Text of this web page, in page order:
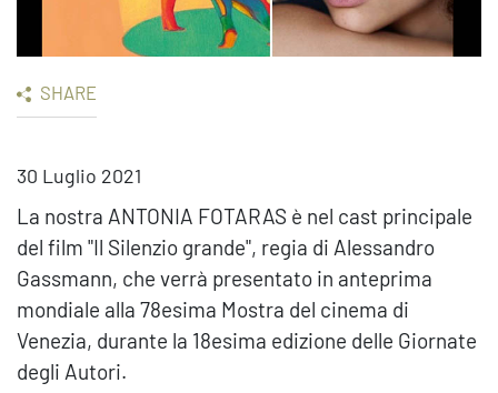
SHARE
30 Luglio 2021
La nostra ANTONIA FOTARAS è nel cast principale
del film "Il Silenzio grande", regia di Alessandro
Gassmann, che verrà presentato in anteprima
mondiale alla 78esima Mostra del cinema di
Venezia, durante la 18esima edizione delle Giornate
degli Autori.